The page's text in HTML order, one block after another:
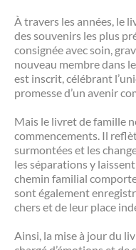
À travers les années, le
des souvenirs les plus
consignée avec soin,
nouveau membre dans
est inscrit, célébrant
promesse d’un avenir
Mais le livret de famille
commencements. Il
surmontées et les
les séparations y
chemin familial
sont également
chers et de leur place
Ainsi, la mise à jour du